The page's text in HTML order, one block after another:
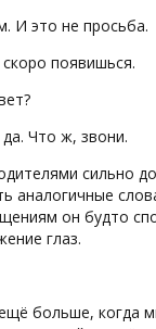
И это не просьба.
появишься.
Что ж, звони.
сильно
аналогичные
он будто
глаз.
больше, когда